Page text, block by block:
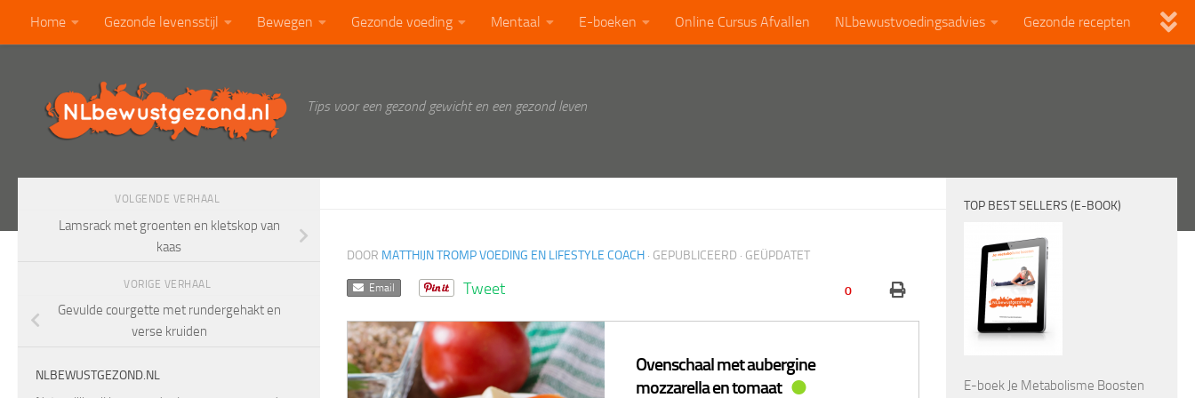
Doorgaan naar inhoud
Home Gezonde levensstijl Bewegen Gezonde voeding Mentaal E-boeken Online Cursus Afvallen NLbewustvoedingsadvies Gezonde recepten
Tips voor een gezond gewicht en een gezond leven
DOOR MATTHIJN TROMP VOEDING EN LIFESTYLE COACH · GEPUBLICEERD · GEÜPDATET
Email Tweet 0
Ovenschaal met aubergine
mozzarella en tomaat
VOLGENDE VERHAAL
Lamsrack met groenten en kletskop van
kaas
VORIGE VERHAAL
Gevulde courgette met rundergehakt en
verse kruiden
NLBEWUSTGEZOND.NL
TOP BEST SELLERS (E-BOOK)
E-boek Je Metabolisme Boosten